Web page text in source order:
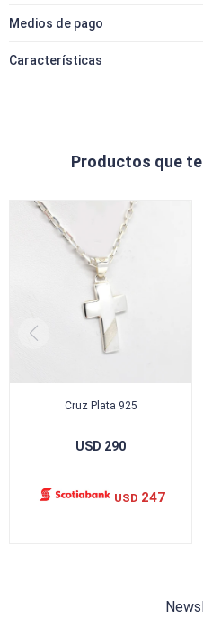
Medios de pago
Características
Productos que
Cruz Plata 925
USD 290
USD 247